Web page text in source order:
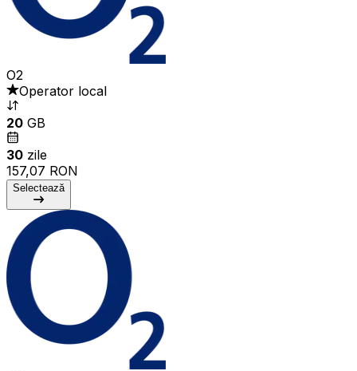
O2
Operator local
20 GB
30 zile
157,07 RON
Selectează